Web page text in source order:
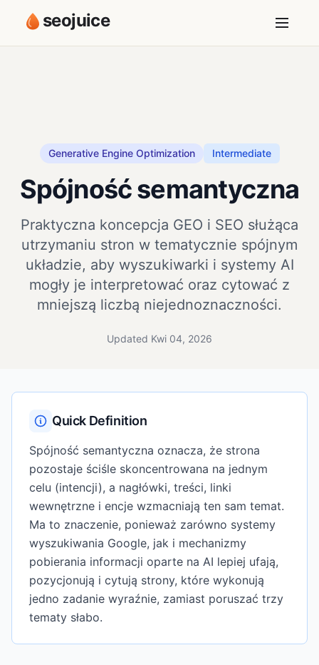
seojuice
Generative Engine Optimization Intermediate
Spójność semantyczna
Praktyczna koncepcja GEO i SEO służąca
utrzymaniu stron w tematycznie spójnym
układzie, aby wyszukiwarki i systemy AI
mogły je interpretować oraz cytować z
mniejszą liczbą niejednoznaczności.
Updated Kwi 04, 2026
Quick Definition
Spójność semantyczna oznacza, że strona
pozostaje ściśle skoncentrowana na jednym
celu (intencji), a nagłówki, treści, linki
wewnętrzne i encje wzmacniają ten sam temat.
Ma to znaczenie, ponieważ zarówno systemy
wyszukiwania Google, jak i mechanizmy
pobierania informacji oparte na AI lepiej ufają,
pozycjonują i cytują strony, które wykonują
jedno zadanie wyraźnie, zamiast poruszać trzy
tematy słabo.